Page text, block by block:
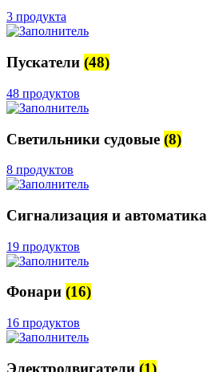
3 продукта
Пускатели (48)
48 продуктов
Светильники судовые (8)
8 продуктов
Сигнализация и автоматика
19 продуктов
Фонари (16)
16 продуктов
Электродвигатели (1)